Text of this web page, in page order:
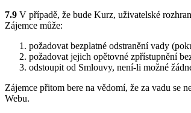
7.9 V případě, že bude Kurz, uživatelské
Zájemce může:
požadovat bezplatné odstranění vady
požadovat jejich opětovné zpřístupnění
odstoupit od Smlouvy, není-li možné
Zájemce přitom bere na vědomí, že za vadu se
Webu.